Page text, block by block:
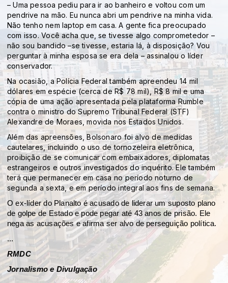
– Uma pessoa pediu para ir ao banheiro e voltou com um
pendrive na mão. Eu nunca abri um pendrive na minha vida.
Não tenho nem laptop em casa. A gente fica preocupado
com isso. Você acha que, se tivesse algo comprometedor –
não sou bandido –se tivesse, estaria lá, à disposição? Vou
perguntar à minha esposa se era dela – assinalou o líder
conservador.
Na ocasião, a Polícia Federal também apreendeu 14 mil
dólares em espécie (cerca de R$ 78 mil), R$ 8 mil e uma
cópia de uma ação apresentada pela plataforma Rumble
contra o ministro do Supremo Tribunal Federal (STF)
Alexandre de Moraes, movida nos Estados Unidos.
Além das apreensões, Bolsonaro foi alvo de medidas
cautelares, incluindo o uso de tornozeleira eletrônica,
proibição de se comunicar com embaixadores, diplomatas
estrangeiros e outros investigados do inquérito. Ele também
terá que permanecer em casa no período noturno de
segunda a sexta, e em período integral aos fins de semana.
O ex-líder do Planalto é acusado de liderar um suposto plano
de golpe de Estado e pode pegar até 43 anos de prisão. Ele
nega as acusações e afirma ser alvo de perseguição política.
...
RMDC
Jornalismo e Divulgação